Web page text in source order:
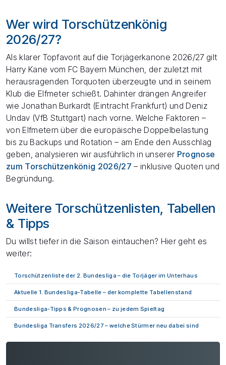
Wer wird Torschützenkönig
2026/27?
Als klarer Topfavorit auf die Torjägerkanone 2026/27 gilt
Harry Kane vom FC Bayern München, der zuletzt mit
herausragenden Torquoten überzeugte und in seinem
Klub die Elfmeter schießt. Dahinter drängen Angreifer
wie Jonathan Burkardt (Eintracht Frankfurt) und Deniz
Undav (VfB Stuttgart) nach vorne. Welche Faktoren –
von Elfmetern über die europäische Doppelbelastung
bis zu Backups und Rotation – am Ende den Ausschlag
geben, analysieren wir ausführlich in unserer Prognose
zum Torschützenkönig 2026/27 – inklusive Quoten und
Begründung.
Weitere Torschützenlisten, Tabellen
& Tipps
Du willst tiefer in die Saison eintauchen? Hier geht es
weiter:
Torschützenliste der 2. Bundesliga– die Torjäger im Unterhaus
Aktuelle 1. Bundesliga-Tabelle – der komplette Tabellenstand
Bundesliga-Tipps & Prognosen– zu jedem Spieltag
Bundesliga Transfers 2026/27– welche Stürmer neu dabei sind